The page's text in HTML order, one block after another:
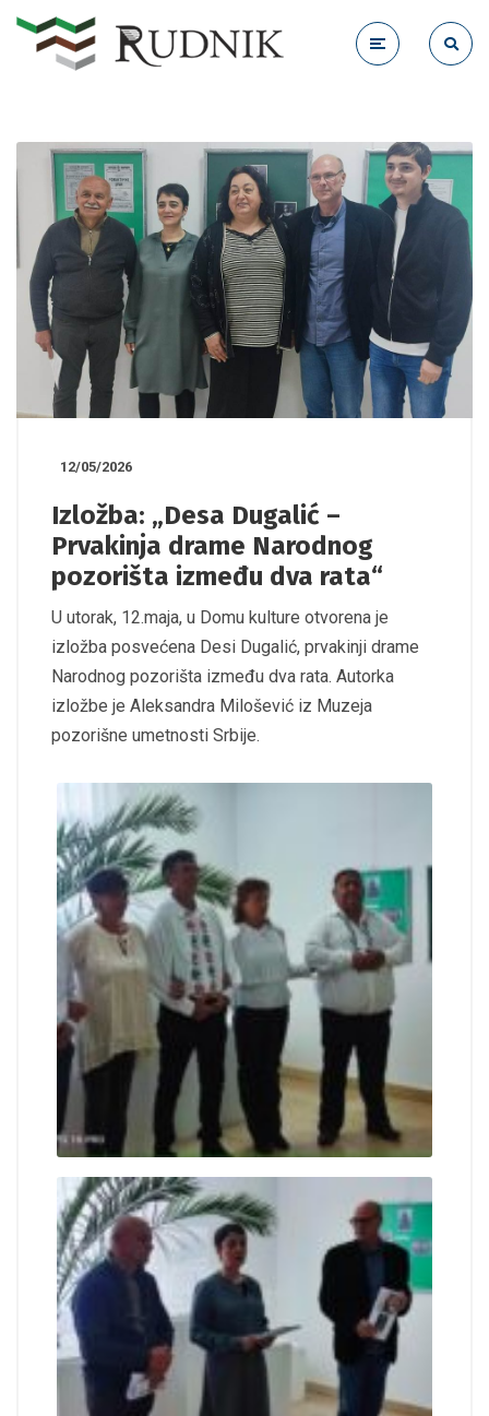
12/05/2026
Izložba: „Desa Dugalić –
Prvakinja drame Narodnog
pozorišta između dva rata“
U utorak, 12.maja, u Domu kulture otvorena je
izložba posvećena Desi Dugalić, prvakinji drame
Narodnog pozorišta između dva rata. Autorka
izložbe je Aleksandra Milošević iz Muzeja
pozorišne umetnosti Srbije.